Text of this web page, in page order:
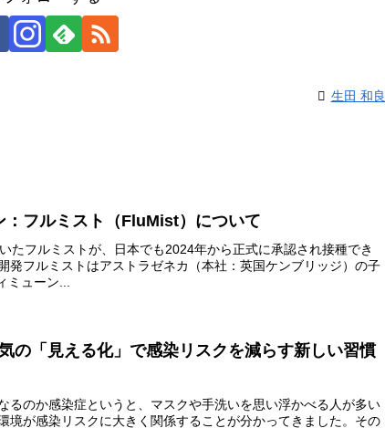
生田 和良
：フルミスト（FluMist）について
たフルミストが、日本でも2024年から正式に承認され接種でき
発フルミストはアストラゼネカ（本社：英国ケンブリッジ）の子
ューン...
の「見える化」で感染リスクを減らす新しい習慣
るのか感染症というと、マスクや手洗いを思い浮かべる人が多い
境が感染リスクに大きく関係することが分かってきました。その